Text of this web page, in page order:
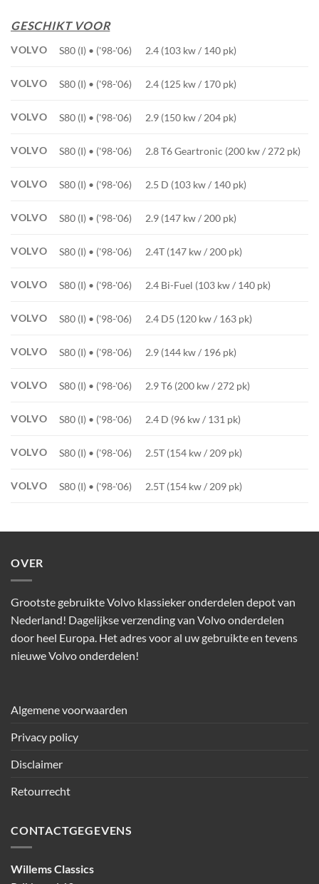
GESCHIKT VOOR
VOLVO S80 (I) • ('98-'06) 2.4 (103 kw / 140 pk)
VOLVO S80 (I) • ('98-'06) 2.4 (125 kw / 170 pk)
VOLVO S80 (I) • ('98-'06) 2.9 (150 kw / 204 pk)
VOLVO S80 (I) • ('98-'06) 2.8 T6 Geartronic (200 kw / 272 pk)
VOLVO S80 (I) • ('98-'06) 2.5 D (103 kw / 140 pk)
VOLVO S80 (I) • ('98-'06) 2.9 (147 kw / 200 pk)
VOLVO S80 (I) • ('98-'06) 2.4T (147 kw / 200 pk)
VOLVO S80 (I) • ('98-'06) 2.4 Bi-Fuel (103 kw / 140 pk)
VOLVO S80 (I) • ('98-'06) 2.4 D5 (120 kw / 163 pk)
VOLVO S80 (I) • ('98-'06) 2.9 (144 kw / 196 pk)
VOLVO S80 (I) • ('98-'06) 2.9 T6 (200 kw / 272 pk)
VOLVO S80 (I) • ('98-'06) 2.4 D (96 kw / 131 pk)
VOLVO S80 (I) • ('98-'06) 2.5T (154 kw / 209 pk)
VOLVO S80 (I) • ('98-'06) 2.5T (154 kw / 209 pk)
OVER
Grootste gebruikte Volvo klassieker onderdelen depot van
Nederland! Dagelijkse verzending van Volvo onderdelen
door heel Europa. Het adres voor al uw gebruikte en tevens
nieuwe Volvo onderdelen!
Algemene voorwaarden
Privacy policy
Disclaimer
Retourrecht
CONTACTGEGEVENS
Willems Classics